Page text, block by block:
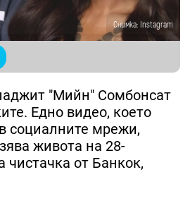
Снимка: Instagram
"Мийн" Сомбонсат
Едно видео, което
социалните мрежи,
живота на 28-
чистачка от Банкок,